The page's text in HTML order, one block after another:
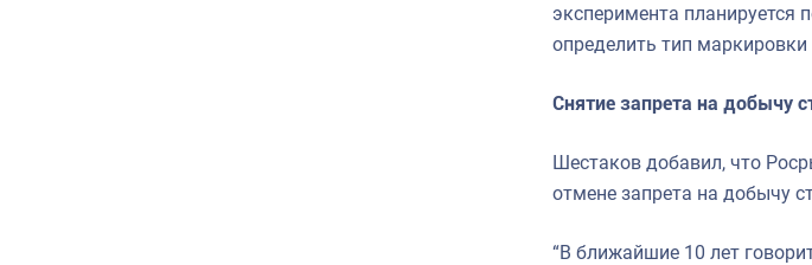
эксперимента планируется
определить тип маркировки
Снятие запрета на добычу
Шестаков добавил, что
отмене запрета на добычу
“В ближайшие 10 лет